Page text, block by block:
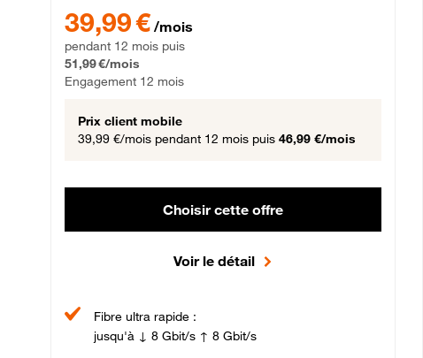
39,99 € /mois
pendant 12 mois puis
51,99 €/mois
Engagement 12 mois
Prix client mobile
39,99 €/mois pendant 12 mois puis 46,99 €/mois
Choisir cette offre
Voir le détail
Fibre ultra rapide :
jusqu'à ↓ 8 Gbit/s ↑ 8 Gbit/s